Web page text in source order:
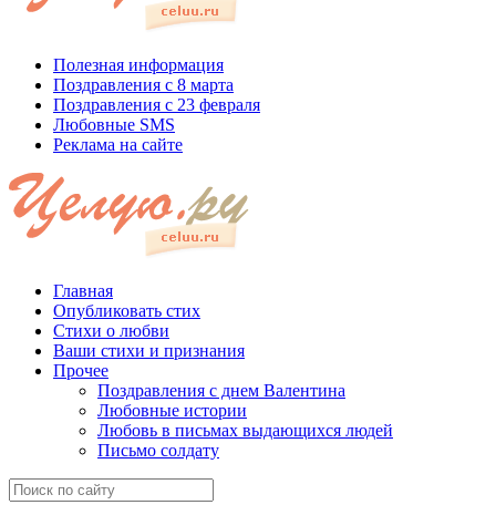
Полезная информация
Поздравления с 8 марта
Поздравления с 23 февраля
Любовные SMS
Реклама на сайте
Главная
Опубликовать стих
Стихи о любви
Ваши стихи и признания
Прочее
Поздравления с днем Валентина
Любовные истории
Любовь в письмах выдающихся людей
Письмо солдату